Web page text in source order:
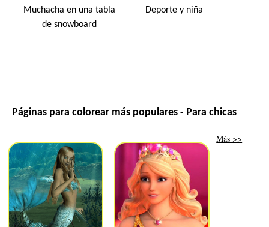
Muchacha en una tabla
de snowboard
Deporte y niña
Páginas para colorear más populares - Para chicas
Más >>